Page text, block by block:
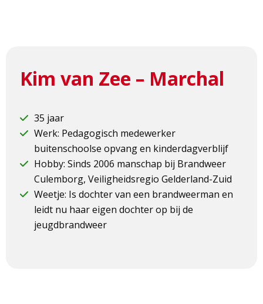
Kim van Zee – Marchal
35 jaar
Werk: Pedagogisch medewerker
buitenschoolse opvang en kinderdagverblijf
Hobby: Sinds 2006 manschap bij Brandweer
Culemborg, Veiligheidsregio Gelderland-Zuid
Weetje: Is dochter van een brandweerman en
leidt nu haar eigen dochter op bij de
jeugdbrandweer